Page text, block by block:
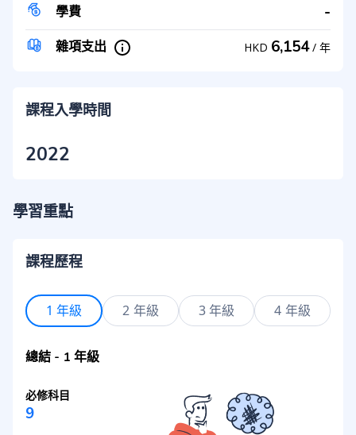
學費 -
雜項支出 HKD 6,154 / 年
課程入學時間
2022
學習重點
課程歷程
1 年級 2 年級 3 年級 4 年級
總結 - 1 年級
必修科目
9